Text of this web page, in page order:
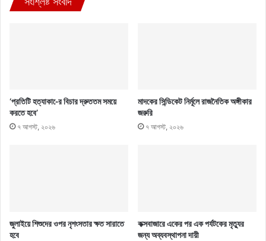
‘প্রতিটি হত্যাকা-ের বিচার দ্রুততম সময়ে
করতে হবে’
৭ আগস্ট, ২০২৬
মাদকের সিন্ডিকেট নির্মূলে রাজনৈতিক অঙ্গীকার
জরুরি
৭ আগস্ট, ২০২৬
জুলাইয়ে শিশুদের ওপর নৃশংসতার ক্ষত সারাতে
হবে
কক্সবাজারে একের পর এক পর্যটকের মৃত্যুর
জন্য অব্যবস্থাপনা দায়ী